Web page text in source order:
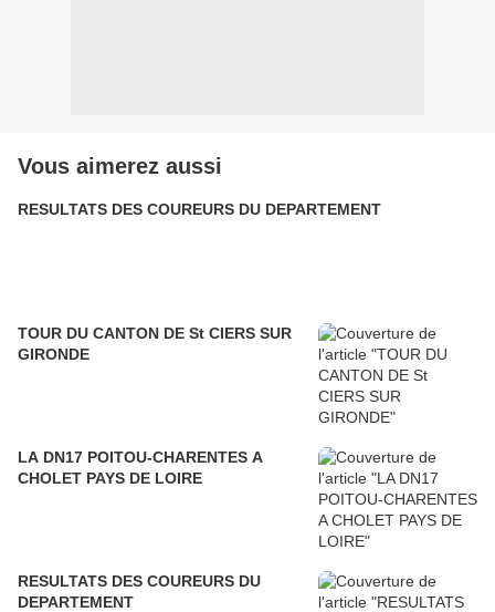
Vous aimerez aussi
RESULTATS DES COUREURS DU DEPARTEMENT
TOUR DU CANTON DE St CIERS SUR
GIRONDE
LA DN17 POITOU-CHARENTES A
CHOLET PAYS DE LOIRE
RESULTATS DES COUREURS DU
DEPARTEMENT